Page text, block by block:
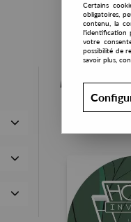
PRESALES
Certains
obligatoires,
contenu, la
l'identification
votre
possibilité de
savoir plus,